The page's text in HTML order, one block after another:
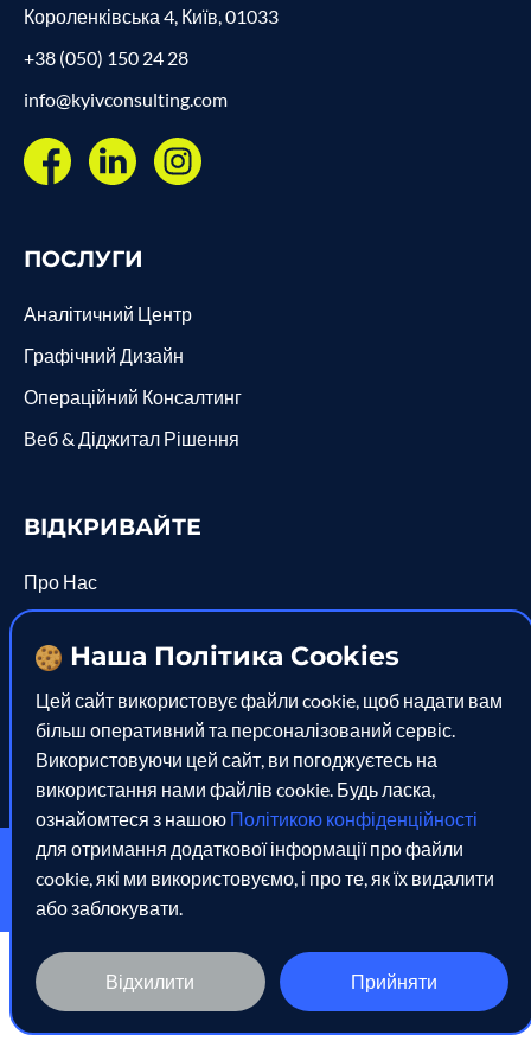
Наша Політика Cookies
Цей сайт використовує файли cookie, щоб надати вам
більш оперативний та персоналізований сервіс.
Використовуючи цей сайт, ви погоджуєтесь на
використання нами файлів cookie. Будь ласка,
ознайомтеся з нашою Політикою конфіденційності
для отримання додаткової інформації про файли
cookie, які ми використовуємо, і про те, як їх видалити
або заблокувати.
Відхилити Прийняти
Короленківська 4, Київ, 01033
+38 (050) 150 24 28
info@kyivconsulting.com
ПОСЛУГИ
Аналітичний Центр
Графічний Дизайн
Операційний Консалтинг
Веб & Діджитал Рішення
ВІДКРИВАЙТЕ
Про Нас
Рішення
Відкриття
Кар'єра
Copyright 2021 Kyiv Consulting. Всі права захищені.
Політика Конфіденційності Імпресум